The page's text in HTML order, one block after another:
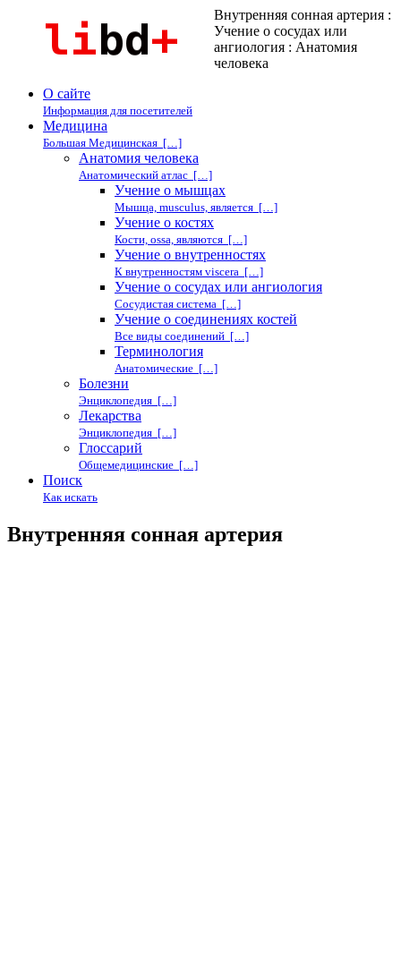
Внутренняя сонная артерия :
Учение о сосудах или
ангиология : Анатомия
человека
О сайте
Информация для посетителей
Медицина
Большая Медицинская […]
Анатомия человека
Анатомический атлас […]
Учение о мышцах
Мышца, musculus, является […]
Учение о костях
Кости, ossa, являются […]
Учение о внутренностях
К внутренностям viscera […]
Учение о сосудах или ангиология
Сосудистая система […]
Учение о соединениях костей
Все виды соединений […]
Терминология
Анатомические […]
Болезни
Энциклопедия […]
Лекарства
Энциклопедия […]
Глоссарий
Общемедицинские […]
Поиск
Как искать
Внутренняя сонная артерия